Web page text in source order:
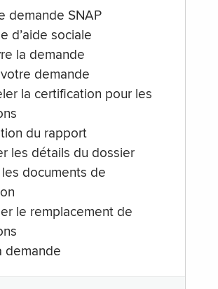
demande SNAP
d’aide sociale
la demande
demande
la certification pour les
du rapport
les détails du dossier
les documents de
le remplacement de
demande